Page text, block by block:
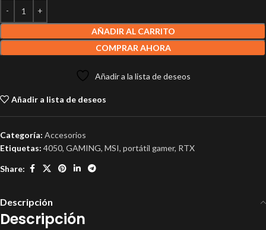
AÑADIR AL CARRITO
COMPRAR AHORA
Añadir a la lista de deseos
Añadir a lista de deseos
Categoría: Accesorios
Etiquetas: 4050, GAMING, MSI, portátil gamer, RTX
Share:
Descripción
Descripción